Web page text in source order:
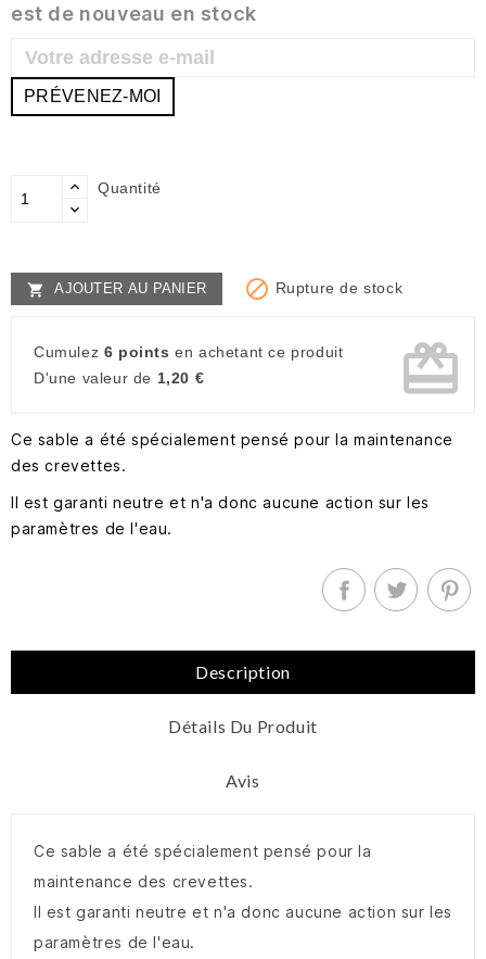
est de nouveau en stock
PRÉVENEZ-MOI
Quantité
 AJOUTER AU PANIER  Rupture de stock
Cumulez 6 points en achetant ce produit
D'une valeur de 1,20 € card_giftcard
Ce sable a été spécialement pensé pour la maintenance
des crevettes.
Il est garanti neutre et n'a donc aucune action sur les
paramètres de l'eau.
Description
Détails Du Produit
Avis
Ce sable a été spécialement pensé pour la
maintenance des crevettes.
Il est garanti neutre et n'a donc aucune action sur les
paramètres de l'eau.